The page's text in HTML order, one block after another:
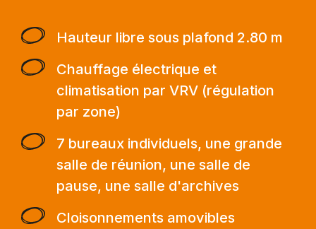
Hauteur libre sous plafond 2.80 m
Chauffage électrique et
climatisation par VRV (régulation
par zone)
7 bureaux individuels, une grande
salle de réunion, une salle de
pause, une salle d'archives
Cloisonnements amovibles